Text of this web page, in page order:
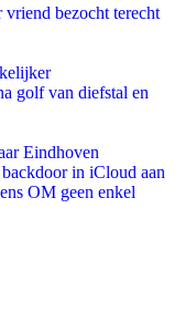
vriend bezocht terecht
golf van diefstal en
Eindhoven
in iCloud aan
OM geen enkel